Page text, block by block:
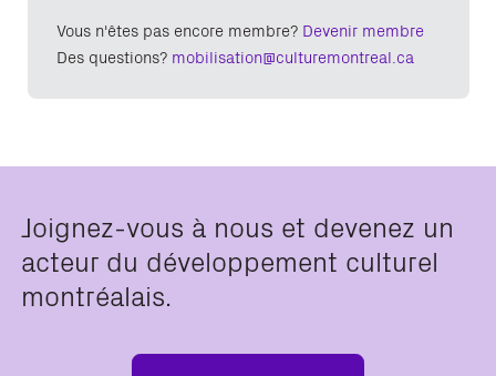
Vous n'êtes pas encore membre? Devenir membre
Des questions? mobilisation@culturemontreal.ca
Joignez-vous à nous et devenez un
acteur du développement culturel
montréalais.